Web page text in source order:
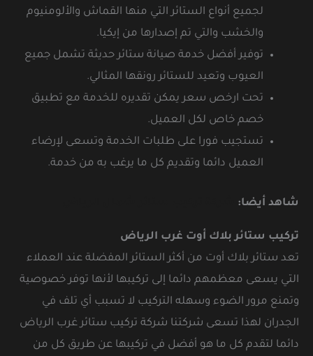
لجميع أنواع الستائر التي منها القماش والألومنيوم
والخشب والتي تم إصدارها من إيكيا.
توفير أفضل خدمة صيانة ستائر حديثة تشمل جميع
العيوب وتعيد للستائر رونقها المثالي.
تحت ارخص سعر يمكن تقديره للخدمة مع تطبيق
خصم خاص لكل العميل.
تستجيب فورا على طلبات الخدمة وتسعى لإرضاء
العميل دائما وتقديم كل ما يرغب به من خدمة.
شاهد أيضا:
تركيب ستائر بلاك أوت غرب الرياض
تعد ستائر بلاك أوت من أكثر الستائر المفضلة عند العملاء
التي يسعى معظمهم دائما إلى تركيبها لأنها توفر خصوصية
وتمنع مرور الضوء وسهله التركيب لا تسبب أي تلف في
الجدران لهذا تسعى شركتنا شركة تركيب ستائر غرب الرياض
دائما لتقدم كل ما هو أفضل في تركيبها عن طريق كل من